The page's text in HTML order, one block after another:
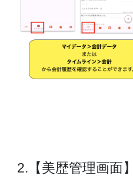
2.【美歴管理画面